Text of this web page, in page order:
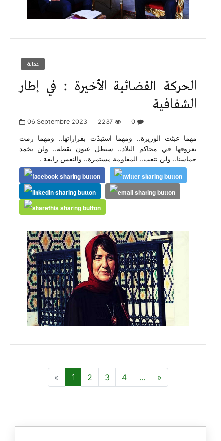
عدالة
الحركة القضائية الأخيرة : في إطار
الشفافية
06 Septembre 2023 2237 0
مهما عبثت الوزيرة.. ومهما استبدّت بقراراتها.. ومهما رمت
بعروقها في محاكم البلاد.. سنظل عيون يقظة.. ولن يخمد
حماسنا.. ولن نتعب.. المقاومة مستمرة.. والنفس رايقة .
1 2 3 4 ...